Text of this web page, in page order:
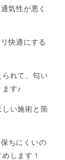
気性が悪く
快適にする
れて、匂い
す♪
しい施術と箇
ちにくいの
します！